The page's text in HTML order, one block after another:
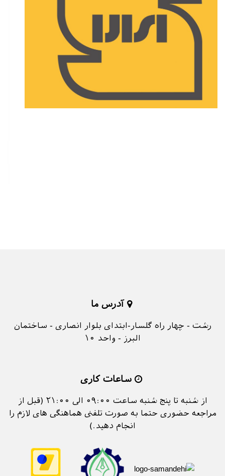
آدرس ما
رشت - چهار راه گلسار-ابتدای بلوار انصاری - ساختمان
البرز - واحد ۱۰
ساعات کاری
از شنبه تا پنج شنبه ساعت ۰۹:۰۰ الی ۲۱:۰۰ (قبل از
مراجعه حضوری حتما به صورت تلفنی هماهنگی های لازم را
انجام دهید.)